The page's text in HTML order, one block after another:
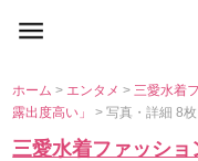
ホーム> エンタメ>三愛水着
露出度高い」> 写真・詳細 8枚
三愛水着ファッシ